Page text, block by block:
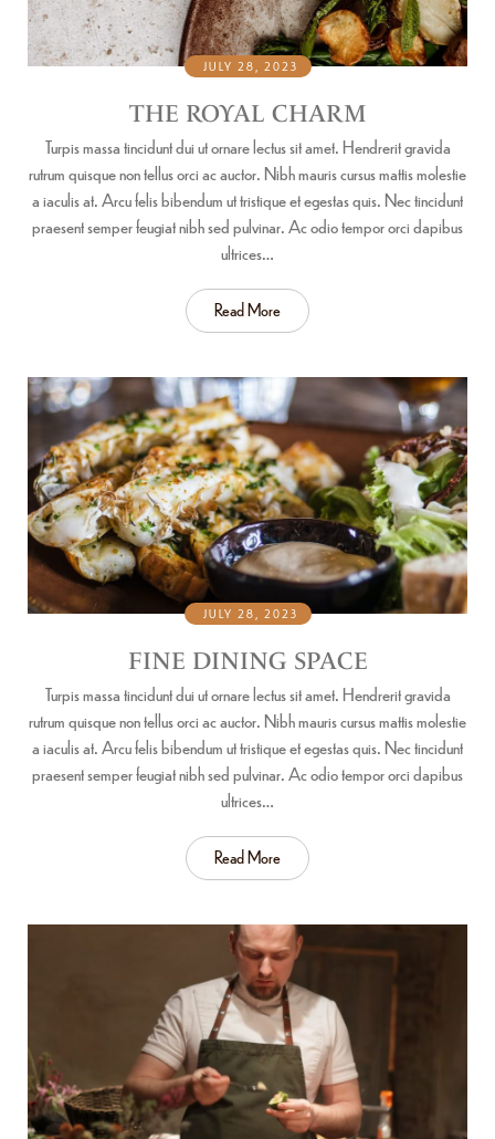
JULY 28, 2023
THE ROYAL CHARM
Turpis massa tincidunt dui ut ornare lectus sit amet. Hendrerit gravida
rutrum quisque non tellus orci ac auctor. Nibh mauris cursus mattis molestie
a iaculis at. Arcu felis bibendum ut tristique et egestas quis. Nec tincidunt
praesent semper feugiat nibh sed pulvinar. Ac odio tempor orci dapibus
ultrices…
Read More
JULY 28, 2023
FINE DINING SPACE
Turpis massa tincidunt dui ut ornare lectus sit amet. Hendrerit gravida
rutrum quisque non tellus orci ac auctor. Nibh mauris cursus mattis molestie
a iaculis at. Arcu felis bibendum ut tristique et egestas quis. Nec tincidunt
praesent semper feugiat nibh sed pulvinar. Ac odio tempor orci dapibus
ultrices…
Read More